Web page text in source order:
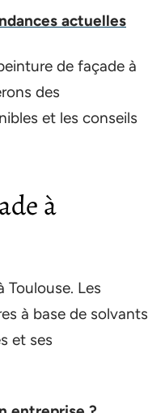
actuelles
de façade à
des
et les conseils
à
Les
à base de solvants
et ses